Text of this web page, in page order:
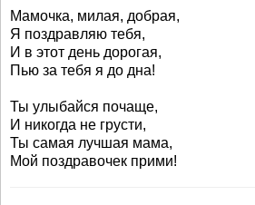
Мамочка, милая, добрая,
Я поздравляю тебя,
И в этот день дорогая,
Пью за тебя я до дна!
Ты улыбайся почаще,
И никогда не грусти,
Ты самая лучшая мама,
Мой поздравочек прими!